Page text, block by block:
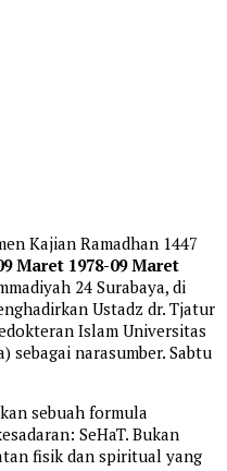
Kajian Ramadhan 1447
Maret 1978-09 Maret
24 Surabaya, di
Ustadz dr. Tjatur
Islam Universitas
sebagai narasumber. Sabtu
sebuah formula
SeHaT. Bukan
fisik dan spiritual yang